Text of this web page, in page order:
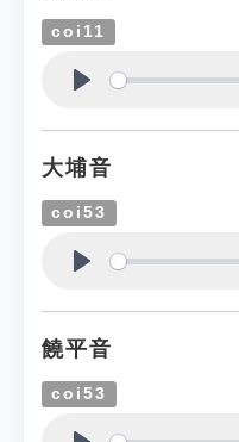
coi11
大埔音
coi53
饒平音
coi53